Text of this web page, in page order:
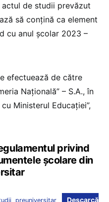
de studii prevăzut
să conțină ca element
cu anul școlar 2023 –
efectuează de către
Naţională” – S.A., în
Ministerul Educaţiei”,
privind
școlare din
Descarcă